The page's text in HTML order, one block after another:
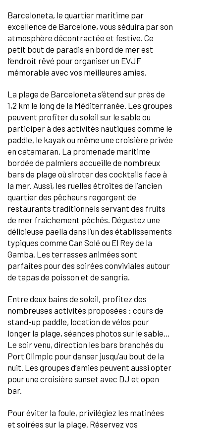
Barceloneta, le quartier maritime par
excellence de Barcelone, vous séduira par son
atmosphère décontractée et festive. Ce
petit bout de paradis en bord de mer est
l’endroit rêvé pour organiser un EVJF
mémorable avec vos meilleures amies.
La plage de Barceloneta s’étend sur près de
1,2 km le long de la Méditerranée. Les groupes
peuvent profiter du soleil sur le sable ou
participer à des activités nautiques comme le
paddle, le kayak ou même une croisière privée
en catamaran. La promenade maritime
bordée de palmiers accueille de nombreux
bars de plage où siroter des cocktails face à
la mer. Aussi, les ruelles étroites de l’ancien
quartier des pêcheurs regorgent de
restaurants traditionnels servant des fruits
de mer fraîchement pêchés. Dégustez une
délicieuse paella dans l’un des établissements
typiques comme Can Solé ou El Rey de la
Gamba. Les terrasses animées sont
parfaites pour des soirées conviviales autour
de tapas de poisson et de sangria.
Entre deux bains de soleil, profitez des
nombreuses activités proposées : cours de
stand-up paddle, location de vélos pour
longer la plage, séances photos sur le sable…
Le soir venu, direction les bars branchés du
Port Olimpic pour danser jusqu’au bout de la
nuit. Les groupes d’amies peuvent aussi opter
pour une croisière sunset avec DJ et open
bar.
Pour éviter la foule, privilégiez les matinées
et soirées sur la plage. Réservez vos